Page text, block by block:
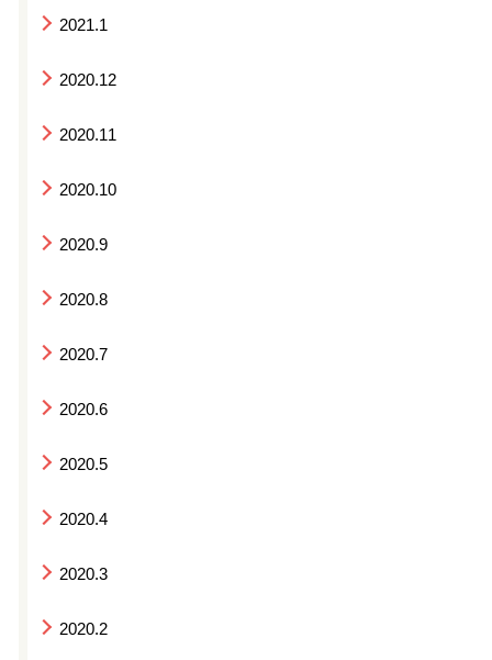
2021.1
2020.12
2020.11
2020.10
2020.9
2020.8
2020.7
2020.6
2020.5
2020.4
2020.3
2020.2